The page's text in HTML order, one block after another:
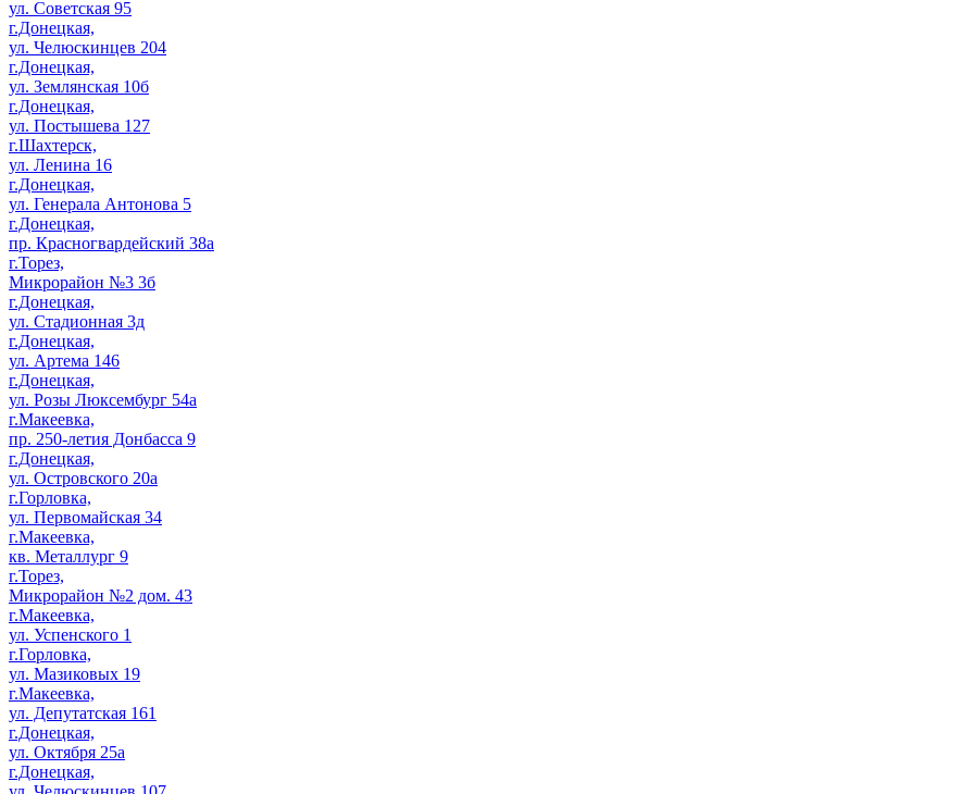
ул. Советская 95
г.Донецкая,
ул. Челюскинцев 204
г.Донецкая,
ул. Землянская 10б
г.Донецкая,
ул. Постышева 127
г.Шахтерск,
ул. Ленина 16
г.Донецкая,
ул. Генерала Антонова 5
г.Донецкая,
пр. Красногвардейский 38а
г.Торез,
Микрорайон №3 3б
г.Донецкая,
ул. Стадионная 3д
г.Донецкая,
ул. Артема 146
г.Донецкая,
ул. Розы Люксембург 54а
г.Макеевка,
пр. 250-летия Донбасса 9
г.Донецкая,
ул. Островского 20а
г.Горловка,
ул. Первомайская 34
г.Макеевка,
кв. Металлург 9
г.Торез,
Микрорайон №2 дом. 43
г.Макеевка,
ул. Успенского 1
г.Горловка,
ул. Мазиковых 19
г.Макеевка,
ул. Депутатская 161
г.Донецкая,
ул. Октября 25а
г.Донецкая,